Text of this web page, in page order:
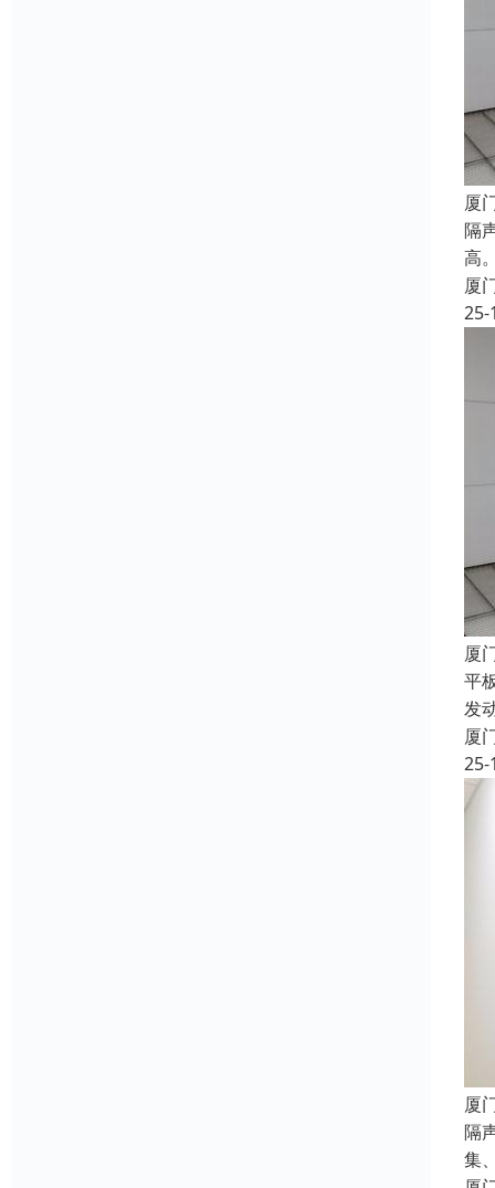
厦
隔
高
厦
25-
厦
平
发
厦
25-
厦
隔
集